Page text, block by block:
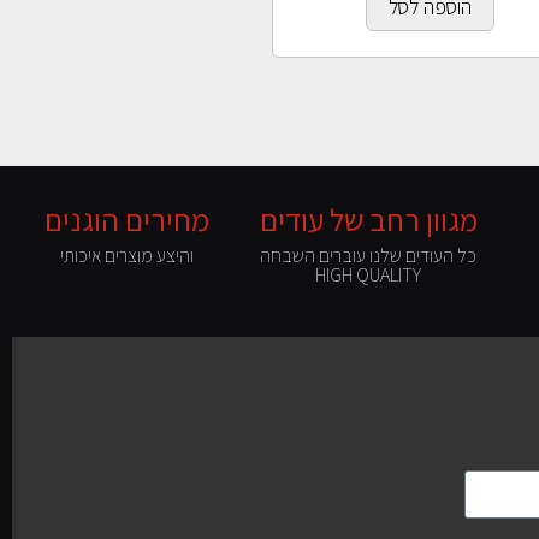
הוספה לסל
מגוון רחב של עודים
כל העודים שלנו עוברים השבחה
HIGH QUALITY
מחירים הוגנים
והיצע מוצרים איכותי